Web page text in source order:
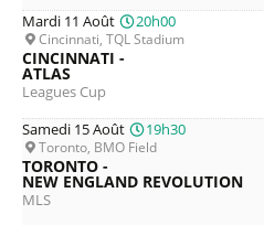
Mardi 11 Août
20h00
Cincinnati, TQL Stadium
CINCINNATI -
ATLAS
Leagues Cup
Samedi 15 Août
19h30
Toronto, BMO Field
TORONTO -
NEW ENGLAND REVOLUTION
MLS